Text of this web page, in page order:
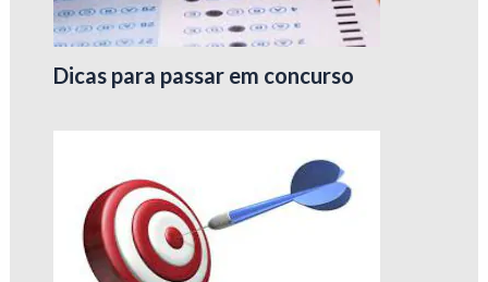
Dicas para passar em concurso